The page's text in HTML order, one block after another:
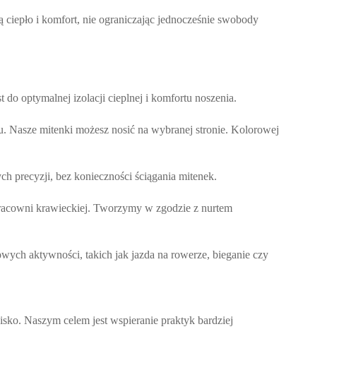
i komfort, nie ograniczając jednocześnie swobody
do optymalnej izolacji cieplnej i komfortu noszenia.
Nasze mitenki możesz nosić na wybranej stronie. Kolorowej
precyzji, bez konieczności ściągania mitenek.
krawieckiej. Tworzymy w zgodzie z nurtem
aktywności, takich jak jazda na rowerze, bieganie czy
Naszym celem jest wspieranie praktyk bardziej